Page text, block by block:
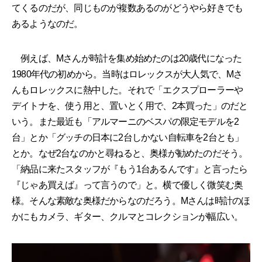
てくるのだが、同じものが複数あるのがどうやら好きでも
あるようなのだ。
例えば、Mさんが時計を集め始めたのは20歳代になった
1980年代の初めから。当時はロレックスが大人気で、Mさ
んもロレックスに熱中した。それで「エクスプローラーや
デイトナを、使う用と、置いとく用で、2本買った」のだと
いう。また最近も「アルマーニのベスパの限定モデルを2
台」とか「グッチの日本に2台しかない自転車を2台とも」
とか。なぜ2台なのかと尋ねると、奥様が勧めたのだそう。
「納品に来たスタッフが『もう1台あるんです』と言ったら
『じゃあ買えば』って言うので」と。横で優しく微笑む奥
様。そんな素敵な奥様だからなのだろう。Mさんは時計のほ
かにもカメラ、ギター、クルマとコレクションが幅広い。